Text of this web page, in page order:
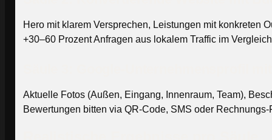
Hero mit klarem Versprechen, Leistungen mit konkreten
+30–60 Prozent Anfragen aus lokalem Traffic im
Aktuelle Fotos (Außen, Eingang, Innenraum, Team),
Bewertungen bitten via QR-Code, SMS oder Rechnungs-